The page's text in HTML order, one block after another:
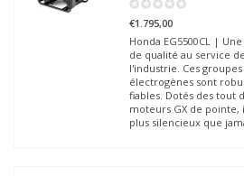
€1.795,00
Honda EG5500CL |
de qualité au service de
l'industrie. Ces groupes
électrogènes sont
fiables. Dotés des tout
moteurs GX de pointe,
plus silencieux que